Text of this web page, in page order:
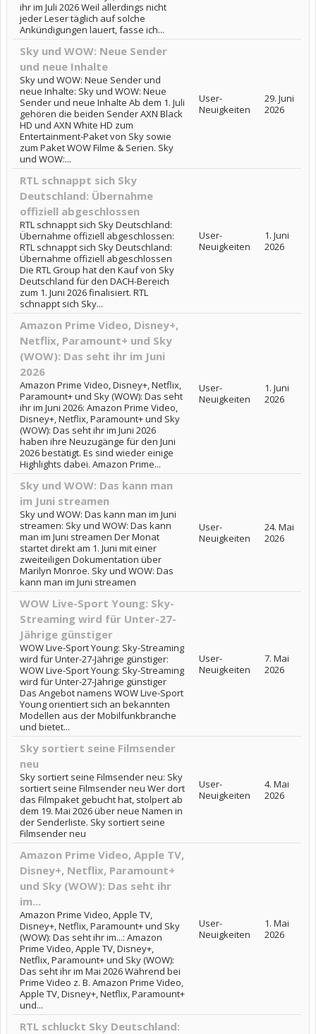
ihr im Juli 2026 Weil allerdings nicht
jeder Leser täglich auf solche
Ankündigungen lauert, fasse ich...
Sky und WOW: Neue Sender
und neue Inhalte
Sky und WOW: Neue Sender und
neue Inhalte: Sky und WOW: Neue
Sender und neue Inhalte Ab dem 1. Juli
gehören die beiden Sender AXN Black
HD und AXN White HD zum
Entertainment-Paket von Sky sowie
zum Paket WOW Filme & Serien. Sky
und WOW:...
User-
Neuigkeiten
29. Juni
2026
RTL schnappt sich Sky
Deutschland: Übernahme
offiziell abgeschlossen
RTL schnappt sich Sky Deutschland:
Übernahme offiziell abgeschlossen:
RTL schnappt sich Sky Deutschland:
Übernahme offiziell abgeschlossen
Die RTL Group hat den Kauf von Sky
Deutschland für den DACH-Bereich
zum 1. Juni 2026 finalisiert. RTL
schnappt sich Sky...
User-
Neuigkeiten
1. Juni
2026
Amazon Prime Video, Disney+,
Netflix, Paramount+ und Sky
(WOW): Das seht ihr im Juni
2026
Amazon Prime Video, Disney+, Netflix,
Paramount+ und Sky (WOW): Das seht
ihr im Juni 2026: Amazon Prime Video,
Disney+, Netflix, Paramount+ und Sky
(WOW): Das seht ihr im Juni 2026
haben ihre Neuzugänge für den Juni
2026 bestätigt. Es sind wieder einige
Highlights dabei. Amazon Prime...
User-
Neuigkeiten
1. Juni
2026
Sky und WOW: Das kann man
im Juni streamen
Sky und WOW: Das kann man im Juni
streamen: Sky und WOW: Das kann
man im Juni streamen Der Monat
startet direkt am 1. Juni mit einer
zweiteiligen Dokumentation über
Marilyn Monroe. Sky und WOW: Das
kann man im Juni streamen
User-
Neuigkeiten
24. Mai
2026
WOW Live-Sport Young: Sky-
Streaming wird für Unter-27-
Jährige günstiger
WOW Live-Sport Young: Sky-Streaming
wird für Unter-27-Jährige günstiger:
WOW Live-Sport Young: Sky-Streaming
wird für Unter-27-Jährige günstiger
Das Angebot namens WOW Live-Sport
Young orientiert sich an bekannten
Modellen aus der Mobilfunkbranche
und bietet...
User-
Neuigkeiten
7. Mai
2026
Sky sortiert seine Filmsender
neu
Sky sortiert seine Filmsender neu: Sky
sortiert seine Filmsender neu Wer dort
das Filmpaket gebucht hat, stolpert ab
dem 19. Mai 2026 über neue Namen in
der Senderliste. Sky sortiert seine
Filmsender neu
User-
Neuigkeiten
4. Mai
2026
Amazon Prime Video, Apple TV,
Disney+, Netflix, Paramount+
und Sky (WOW): Das seht ihr
im...
Amazon Prime Video, Apple TV,
Disney+, Netflix, Paramount+ und Sky
(WOW): Das seht ihr im...: Amazon
Prime Video, Apple TV, Disney+,
Netflix, Paramount+ und Sky (WOW):
Das seht ihr im Mai 2026 Während bei
Prime Video z. B. Amazon Prime Video,
Apple TV, Disney+, Netflix, Paramount+
und...
User-
Neuigkeiten
1. Mai
2026
RTL schluckt Sky Deutschland: